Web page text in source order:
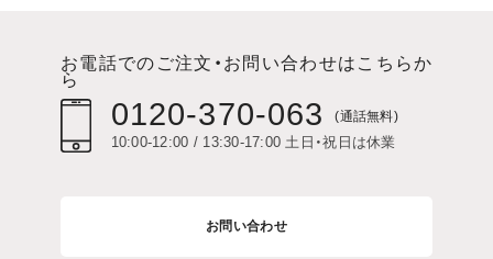
お電話でのご注文・お問い合わせはこちらか
ら
0120-370-063 (通話無料)
10:00-12:00 / 13:30-17:00 土日・祝日は休業
お問い合わせ